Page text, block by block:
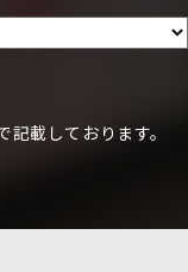
載しております。